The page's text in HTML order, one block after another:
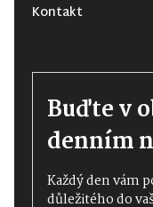
Kontakt
Buďte v
denním
Každý den vám
důležitého do